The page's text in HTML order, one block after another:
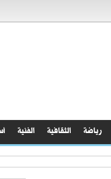
رياضة الثقافية الفنية